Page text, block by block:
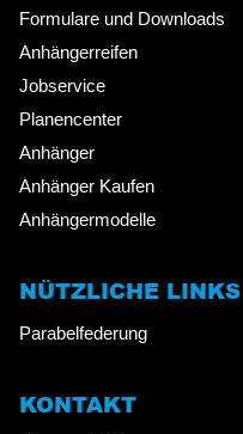
Formulare und Downloads
Anhängerreifen
Jobservice
Planencenter
Anhänger
Anhänger Kaufen
Anhängermodelle
NÜTZLICHE LINKS
Parabelfederung
KONTAKT